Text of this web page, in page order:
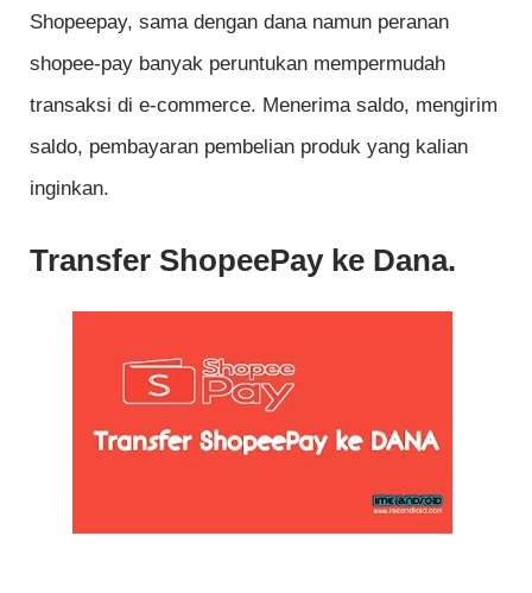
Shopeepay, sama dengan dana namun peranan
shopee-pay banyak peruntukan mempermudah
transaksi di e-commerce. Menerima saldo, mengirim
saldo, pembayaran pembelian produk yang kalian
inginkan.
Transfer ShopeePay ke Dana.